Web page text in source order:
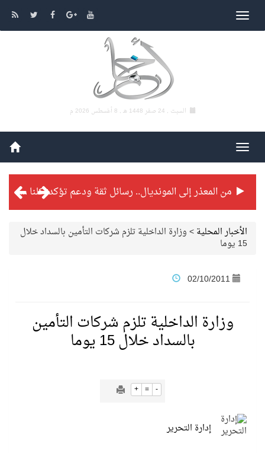
السبت , 24 صفر 1448 هـ , 8 أغسطس 2026 م
من المعذر إلى المونديال.. رسائل ثقة ودعم تؤكد: كلنا مع الأخضر
شراكة تطويرية مرتقبة بين التايكوندو السعودي والفرنسي
سيل الخير يروي ملاعب الكوكب
الأخبار المحلية>وزارة الداخلية تلزم شركات التأمين بالسداد خلال
15 يوما
02/10/2011
وزارة الداخلية تلزم شركات التأمين
بالسداد خلال 15 يوما
+ = -
إدارة التحرير